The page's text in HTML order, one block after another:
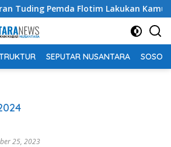
Pemda Flotim Lakukan Kamuflase
SEPUTAR NUSANTARA SOSOK
25, 2023